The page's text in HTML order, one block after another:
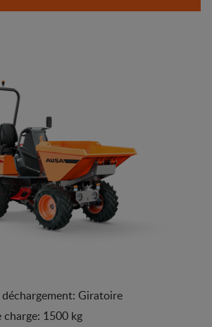
déchargement: Giratoire
charge: 1500 kg